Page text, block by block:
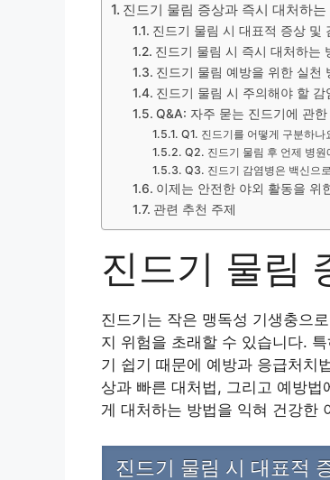
진드기 물림 증상과 즉시 대처하는
진드기 물림 시 대표적 증상 및
진드기 물림 시 즉시 대처하는
진드기 물림 예방을 위한 실천
진드기 물림 시 주의해야 할 감
Q&A: 자주 묻는 진드기에 관
Q1. 진드기를 어떻게 구분하나
Q2. 진드기 물림 후 언제 병원
Q3. 진드기 감염병은 백신으
이제는 안전한 야외 활동을 위
관련 추천 주제
진드기 물림
진드기는 작은 맹독성 기생충으
지 위험을 초래할 수 있습니다.
기 쉽기 때문에 예방과 응급처치
상과 빠른 대처법, 그리고 예방
게 대처하는 방법을 익혀 건강한
진드기 물림 시 대표적